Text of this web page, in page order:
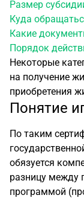
Размер
Куда
Какие
Порядок
Некоторые
на получение
приобретения
Понятие
По таким
обязуется
разницу между
программой